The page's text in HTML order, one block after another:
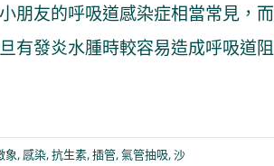
朋友的呼吸道感染症相當常見，
有發炎水腫時較容易造成呼吸道
象, 感染,抗生素,插管,氣管抽吸,沙